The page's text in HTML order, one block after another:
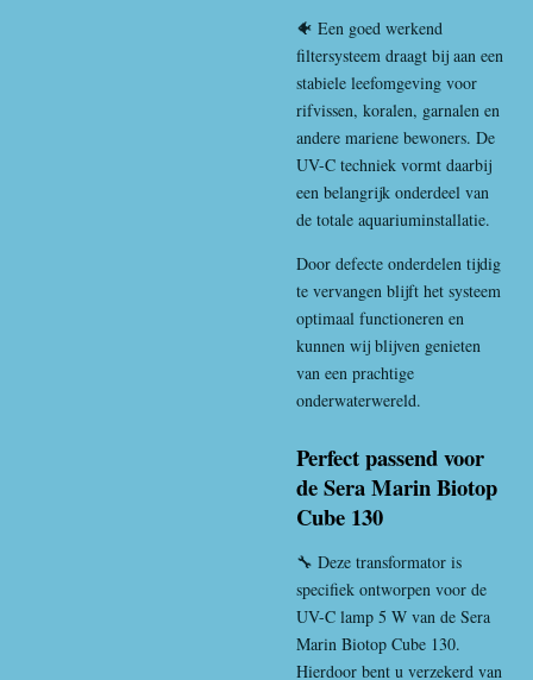
🐠 Een goed werkend
filtersysteem draagt bij aan een
stabiele leefomgeving voor
rifvissen, koralen, garnalen en
andere mariene bewoners. De
UV-C techniek vormt daarbij
een belangrijk onderdeel van
de totale aquariuminstallatie.
Door defecte onderdelen tijdig
te vervangen blijft het systeem
optimaal functioneren en
kunnen wij blijven genieten
van een prachtige
onderwaterwereld.
Perfect passend voor
de Sera Marin Biotop
Cube 130
🔧 Deze transformator is
specifiek ontworpen voor de
UV-C lamp 5 W van de Sera
Marin Biotop Cube 130.
Hierdoor bent u verzekerd van